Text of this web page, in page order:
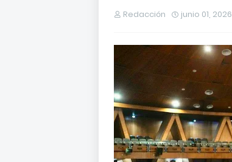
Redacción junio 01, 2026